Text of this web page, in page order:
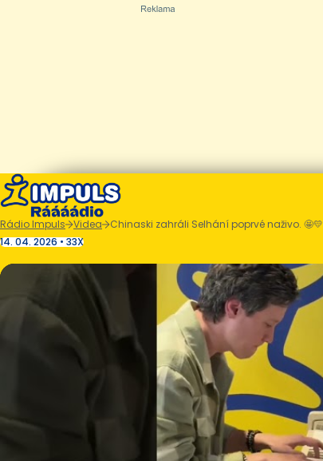
Rádio Impuls Videa
Chinaski zahráli Selhání poprvé naživo. 🤩💛
14. 04. 2026 • 33X